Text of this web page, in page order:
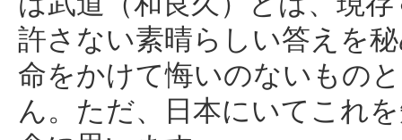
許さない素晴らしい答えを
命をかけて悔いのないもの
ん。ただ、日本にいてこれ